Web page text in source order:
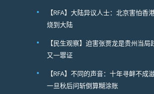
【RFA】大陆异议人士：北京害怕香
烧到大陆
【民生观察】迫害张贾龙是贵州当局
又一罪证
【RFA】不同的声音：十年寻衅不成
一旦秋后问斩倒算糊涂账